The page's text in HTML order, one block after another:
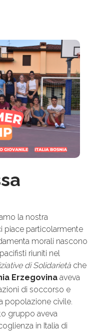
la nostra
piace particolarmente
morali nascono
riuniti nel
di Solidarietà che
Erzegovina aveva
di soccorso e
popolazione civile.
gruppo aveva
in Italia di